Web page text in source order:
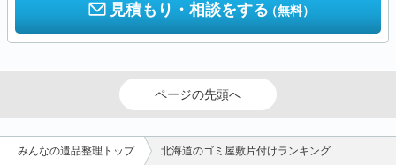
見積もり・相談をする（無料）
ページの先頭へ
みんなの遺品整理トップ 北海道のゴミ屋敷片付けランキング